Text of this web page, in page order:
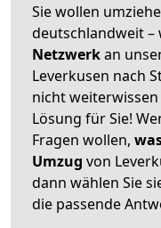
Sie wollen
deutschlandweit –
Netzwerkan
Leverkusen nach
nicht
Lösung für Sie!
Fragen wollen,
Umzug von
dann wählen Sie
die passende